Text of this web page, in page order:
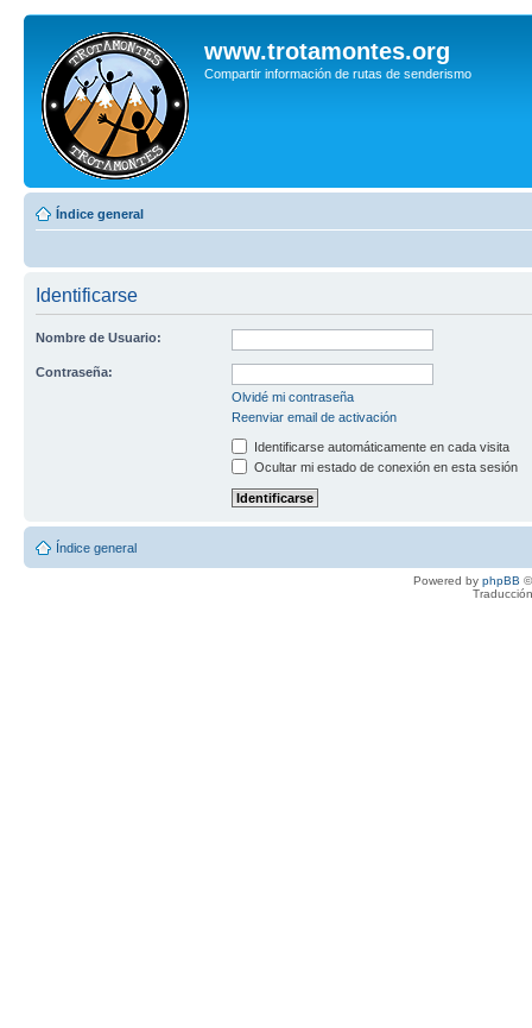
www.trotamontes.org
Compartir información de rutas de senderismo
Índice general
Identificarse
Nombre de Usuario:
Contraseña:
Olvidé mi contraseña
Reenviar email de activación
Identificarse automáticamente en cada visita
Ocultar mi estado de conexión en esta sesión
Índice general
Powered by phpBB